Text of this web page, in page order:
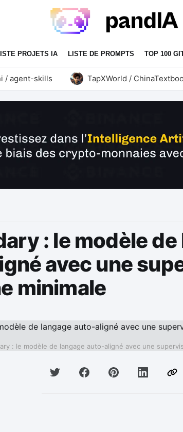
PROJETS IA LISTE DE PROMPTS TOP 100
skills TapXWorld / ChinaTextbook
: le modèle
avec une
minimale
: le modèle de langage auto-aligné avec une